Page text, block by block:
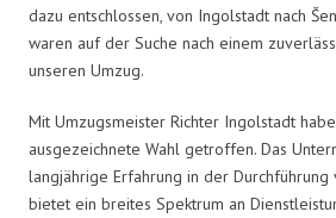
dazu entschlossen, von Ingolstadt nach
waren auf der Suche nach einem
unseren Umzug.
Mit Umzugsmeister Richter Ingolstadt
ausgezeichnete Wahl getroffen. Das
langjährige Erfahrung in der Durchführung
bietet ein breites Spektrum an